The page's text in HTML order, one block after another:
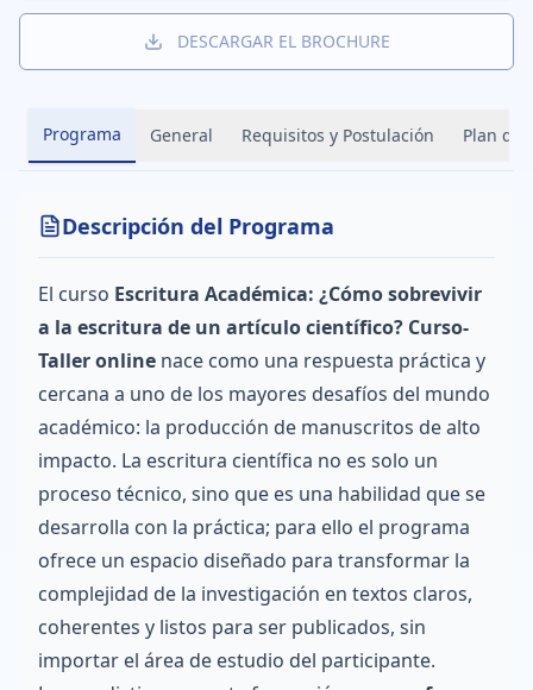
DESCARGAR EL BROCHURE
Programa General Requisitos y Postulación Plan de
Descripción del Programa
El curso Escritura Académica: ¿Cómo sobrevivir
a la escritura de un artículo científico? Curso-
Taller online nace como una respuesta práctica y
cercana a uno de los mayores desafíos del mundo
académico: la producción de manuscritos de alto
impacto. La escritura científica no es solo un
proceso técnico, sino que es una habilidad que se
desarrolla con la práctica; para ello el programa
ofrece un espacio diseñado para transformar la
complejidad de la investigación en textos claros,
coherentes y listos para ser publicados, sin
importar el área de estudio del participante.